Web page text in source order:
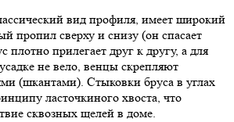
вид профиля, имеет широкий
пропил сверху и снизу (он спасает
плотно прилегает друг к другу, а для
не вело, венцы скрепляют
(шкантами). Стыковки бруса в углах
ласточкиного хвоста, что
сквозных щелей в доме.